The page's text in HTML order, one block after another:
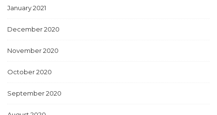
January 2021
December 2020
November 2020
October 2020
September 2020